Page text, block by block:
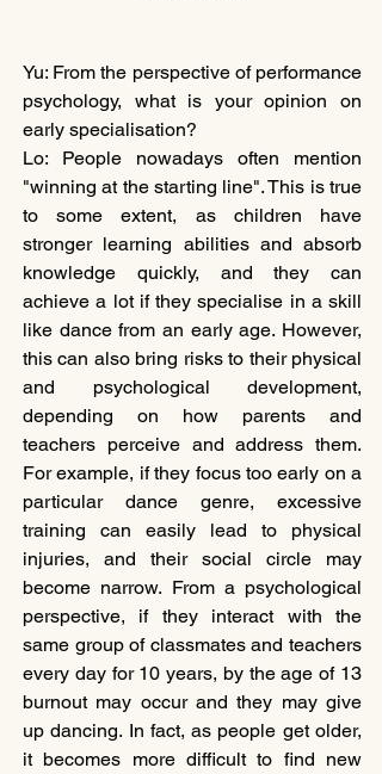
Yu: From the perspective of performance
psychology, what is your opinion on
early specialisation?
Lo: People nowadays often mention
"winning at the starting line". This is true
to some extent, as children have
stronger learning abilities and absorb
knowledge quickly, and they can
achieve a lot if they specialise in a skill
like dance from an early age. However,
this can also bring risks to their physical
and psychological development,
depending on how parents and
teachers perceive and address them.
For example, if they focus too early on a
particular dance genre, excessive
training can easily lead to physical
injuries, and their social circle may
become narrow. From a psychological
perspective, if they interact with the
same group of classmates and teachers
every day for 10 years, by the age of 13
burnout may occur and they may give
up dancing. In fact, as people get older,
it becomes more difficult to find new